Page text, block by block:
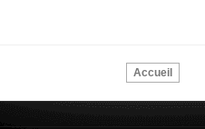
Accueil